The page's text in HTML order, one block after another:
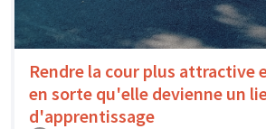
Rendre la cour plus attractive
en sorte qu'elle devienne un
d'apprentissage